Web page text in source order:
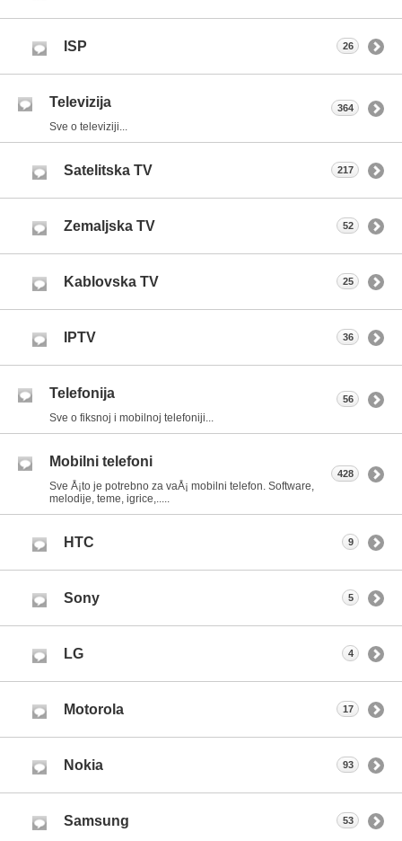
ISP 26
Televizija
Sve o televiziji...
364
Satelitska TV 217
Zemaljska TV 52
Kablovska TV 25
IPTV 36
Telefonija
Sve o fiksnoj i mobilnoj telefoniji...
56
Mobilni telefoni
Sve Å¡to je potrebno za vaÅ¡ mobilni telefon. Software,
melodije, teme, igrice,.....
428
HTC 9
Sony 5
LG 4
Motorola 17
Nokia 93
Samsung 53